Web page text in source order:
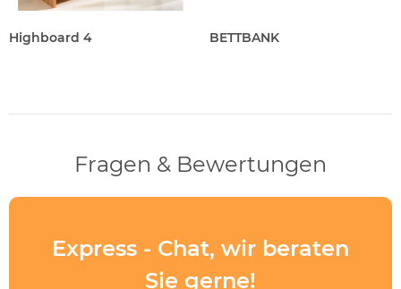
Highboard 4 BETTBANK
Fragen & Bewertungen
Express - Chat, wir beraten
Sie gerne!